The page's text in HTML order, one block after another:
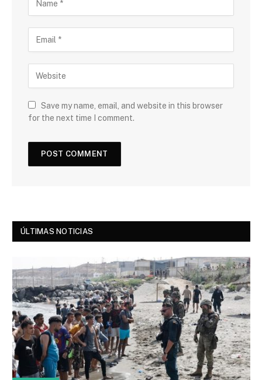
Save my name, email, and website in this browser
for the next time I comment.
ÚLTIMAS NOTICIAS